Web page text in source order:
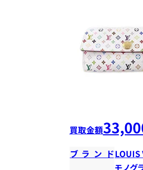
買取金額
ブランドLOUIS
モノグ